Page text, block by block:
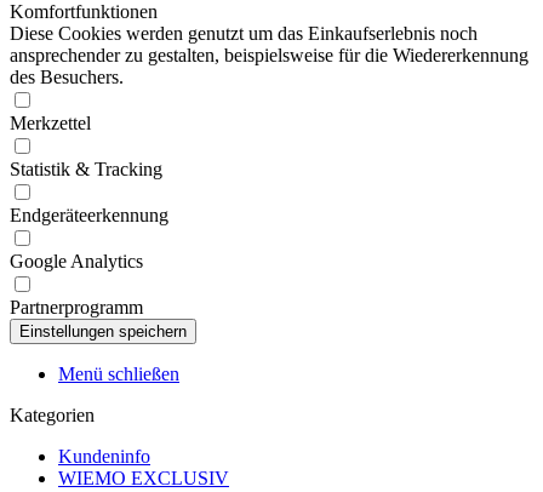
Komfortfunktionen
Diese Cookies werden genutzt um das Einkaufserlebnis noch
ansprechender zu gestalten, beispielsweise für die Wiedererkennung
des Besuchers.
Merkzettel
Statistik & Tracking
Endgeräteerkennung
Google Analytics
Partnerprogramm
Menü schließen
Kategorien
Kundeninfo
WIEMO EXCLUSIV